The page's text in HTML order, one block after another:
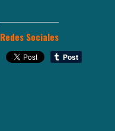
Redes Sociales